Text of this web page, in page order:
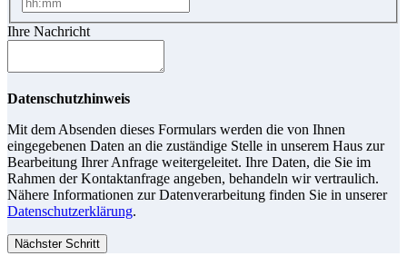
Ihre Nachricht
Datenschutzhinweis
Mit dem Absenden dieses Formulars werden die von Ihnen
eingegebenen Daten an die zuständige Stelle in unserem Haus zur
Bearbeitung Ihrer Anfrage weitergeleitet. Ihre Daten, die Sie im
Rahmen der Kontaktanfrage angeben, behandeln wir vertraulich.
Nähere Informationen zur Datenverarbeitung finden Sie in unserer
Datenschutzerklärung.
Nächster Schritt